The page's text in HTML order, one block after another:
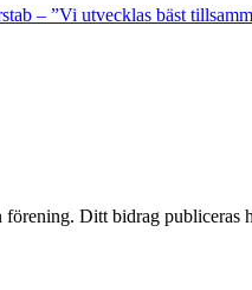
– ”Vi utvecklas bäst
Ditt bidrag publiceras